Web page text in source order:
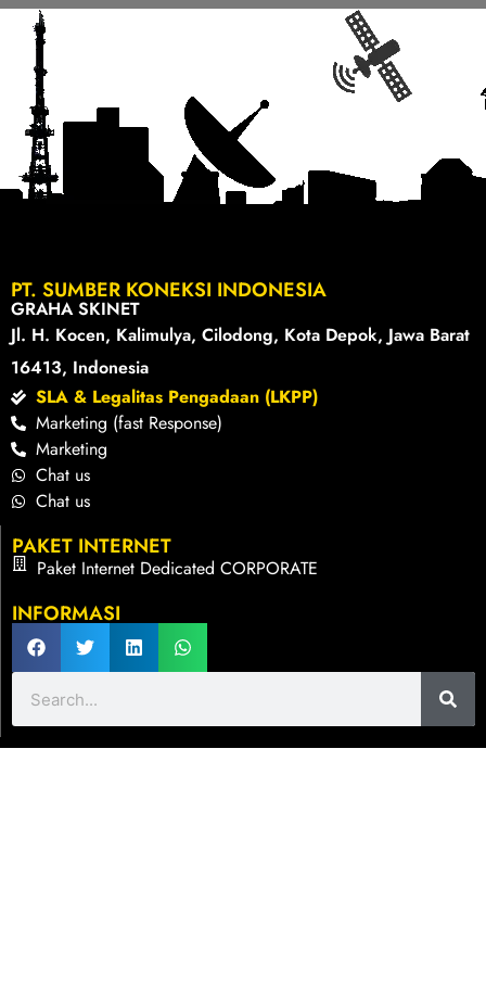
PT. SUMBER KONEKSI INDONESIA
GRAHA SKINET
Jl. H. Kocen, Kalimulya, Cilodong, Kota Depok, Jawa Barat
16413, Indonesia
SLA & Legalitas Pengadaan (LKPP)
Marketing (fast Response)
Marketing
Chat us
Chat us
PAKET INTERNET
Paket Internet Dedicated CORPORATE
INFORMASI